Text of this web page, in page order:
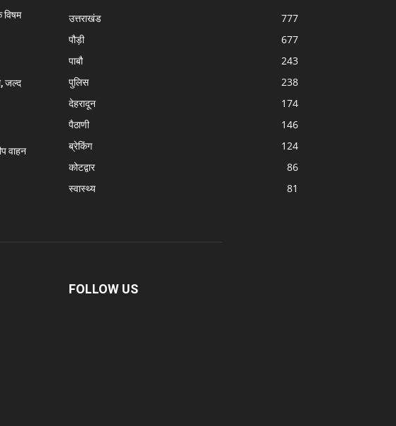
विषम
जल्द
वाहन
उत्तराखंड
777
पौड़ी
677
पाबौ
243
पुलिस
238
देहरादून
174
पैठाणी
146
ब्रेकिंग
124
कोटद्वार
86
स्वास्थ्य
81
FOLLOW US